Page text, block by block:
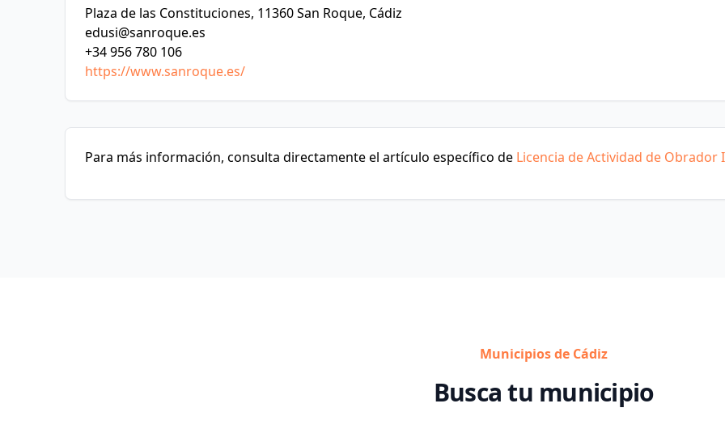
Plaza de las Constituciones, 11360 San Roque, Cádiz
edusi@sanroque.es
+34 956 780 106
https://www.sanroque.es/
Para más información, consulta directamente el artículo específico de Licencia de Actividad de Obrador
Municipios de Cádiz
Busca tu municipio